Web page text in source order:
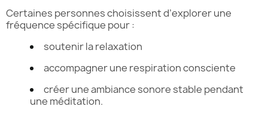
Certaines personnes choisissent d’explorer une
fréquence spécifique pour :
soutenir la relaxation
accompagner une respiration consciente
créer une ambiance sonore stable pendant
une méditation.